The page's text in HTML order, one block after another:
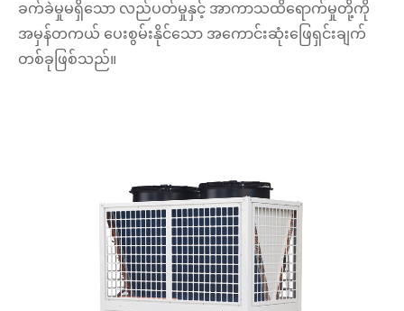
ခက်ခဲမှုမရှိသော လည်ပတ်မှုနှင့် အာကာသထိရောက်မှုတို့ကို
အမှန်တကယ် ပေးစွမ်းနိုင်သော အကောင်းဆုံးဖြေရှင်းချက်
တစ်ခုဖြစ်သည်။